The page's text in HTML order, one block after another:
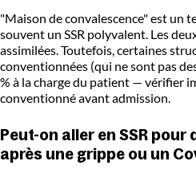
"Maison de convalescence" est un
souvent un SSR polyvalent. Les
assimilées. Toutefois, certaines
conventionnées (qui ne sont pas
% à la charge du patient — vérifier
conventionné avant admission.
Peut-on aller en SSR pour
après une grippe ou un